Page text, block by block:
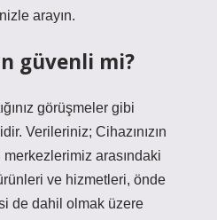
arayın.
güvenli mi?
görüşmeler gibi
Verileriniz; Cihazınızın
arasındaki
ve hizmetleri, önde
de dahil olmak üzere